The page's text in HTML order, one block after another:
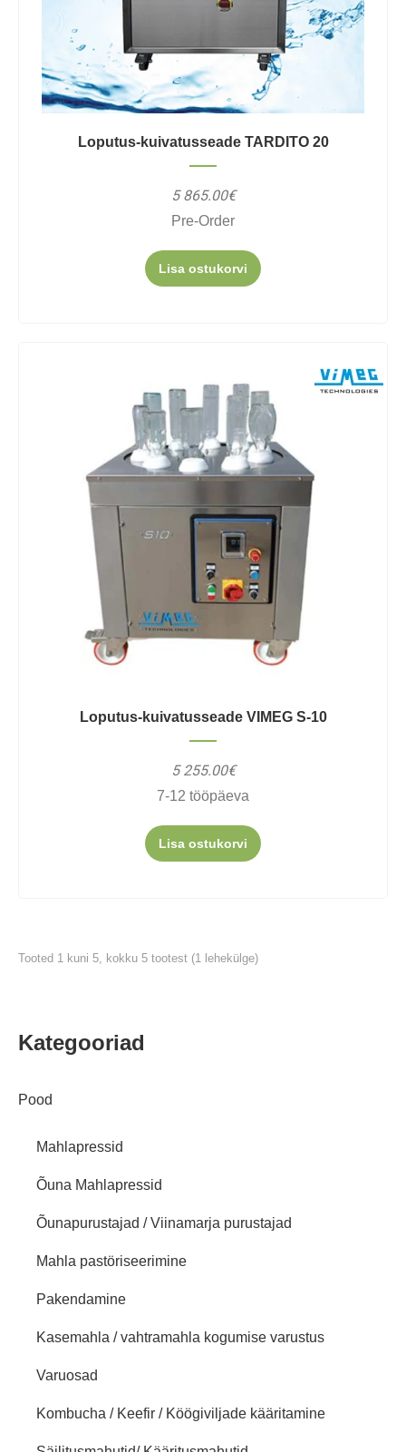
Kategooriad
Pood
Mahlapressid
Õuna Mahlapressid
Õunapurustajad / Viinamarja purustajad
Mahla pastöriseerimine
Pakendamine
Kasemahla / vahtramahla kogumise varustus
Varuosad
Kombucha / Keefir / Köögiviljade kääritamine
Loputus-kuivatusseade TARDITO 20
5 865.00€
Pre-Order
Lisa ostukorvi
Loputus-kuivatusseade VIMEG S-10
5 255.00€
7-12 tööpäeva
Lisa ostukorvi
Tooted 1 kuni 5, kokku 5 tootest (1 lehekülge)